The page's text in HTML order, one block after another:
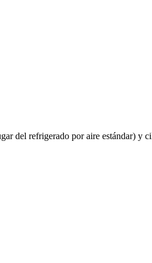
del refrigerado por aire estándar)